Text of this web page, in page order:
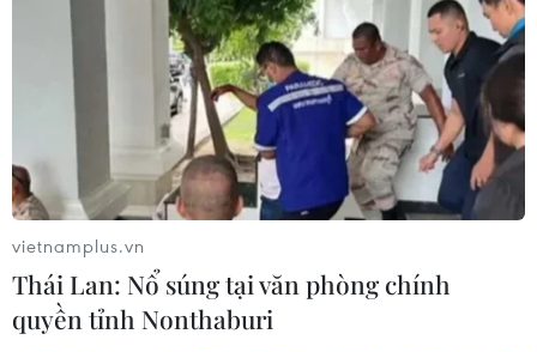
vietnamplus.vn
Thái Lan: Nổ súng tại văn phòng chính
quyền tỉnh Nonthaburi